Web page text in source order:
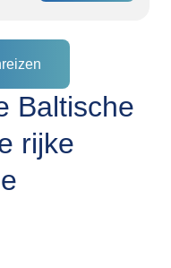
Baltische
rijke